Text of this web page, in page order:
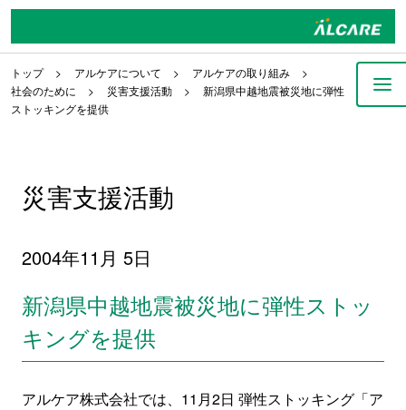
トップ アルケアについて
アルケアの取り組み
社会のために
災害支援活動
新潟県中越地震被災地に弾性
ストッキングを提供
災害支援活動
2004年11月 5日
新潟県中越地震被災地に弾性ストッ
キングを提供
アルケア株式会社では、11月2日 弾性ストッキング「ア